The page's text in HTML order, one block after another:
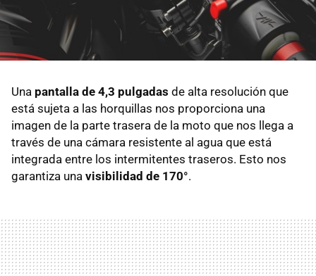
Una pantalla de 4,3 pulgadas de alta resolución que
está sujeta a las horquillas nos proporciona una
imagen de la parte trasera de la moto que nos llega a
través de una cámara resistente al agua que está
integrada entre los intermitentes traseros. Esto nos
garantiza una visibilidad de 170°.